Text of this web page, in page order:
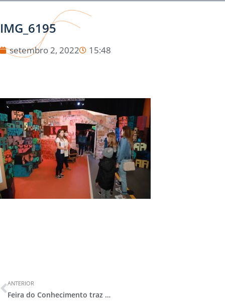
IMG_6195
setembro 2, 2022 15:48
ANTERIOR
Feira do Conhecimento traz soluções inteligentes e grandes reflexões sobre os ODS